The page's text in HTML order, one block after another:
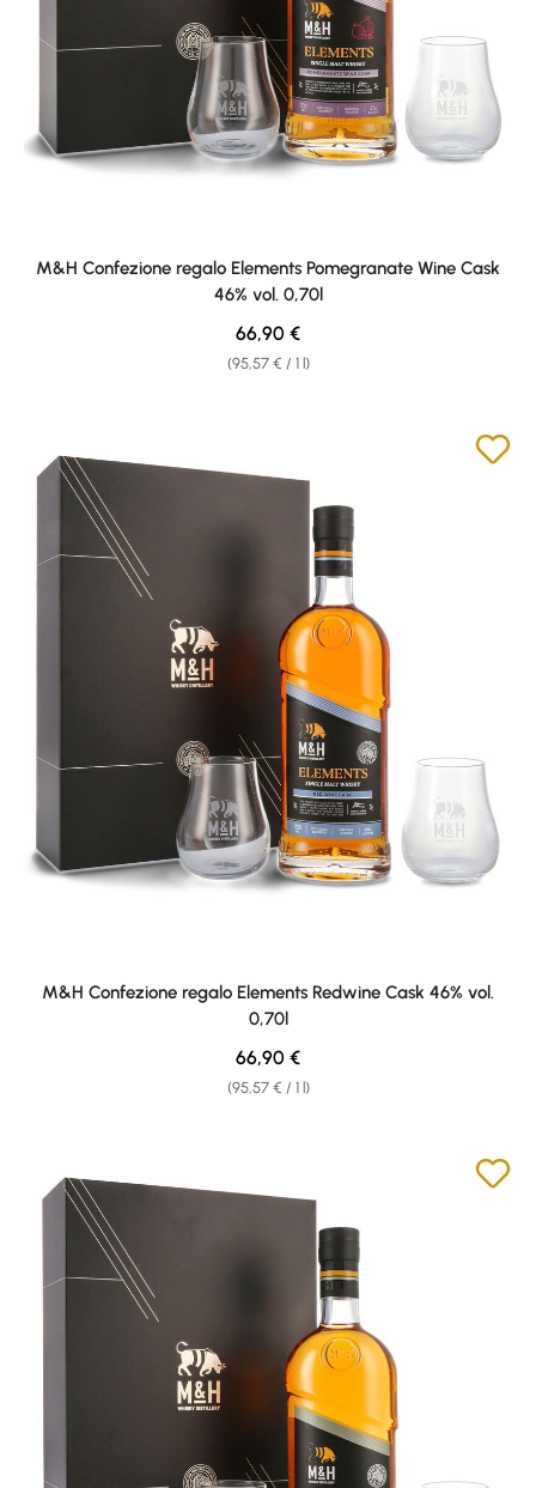
M&H Confezione regalo Elements Pomegranate Wine Cask
46% vol. 0,70l
(95,57 € / 1 l)
Regular price:
66,90 €
M&H Confezione regalo Elements Redwine Cask 46% vol.
0,70l
(95,57 € / 1 l)
Regular price:
66,90 €